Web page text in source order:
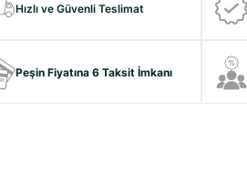
Hızlı ve Güvenli Teslimat
Peşin Fiyatına 6 Taksit İmkanı